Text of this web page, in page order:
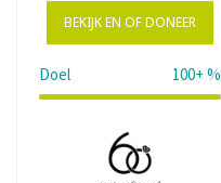
BEKIJK EN OF DONEER
Doel 100+ %
124%